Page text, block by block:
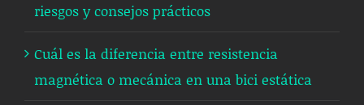
riesgos y consejos prácticos
Cuál es la diferencia entre resistencia
magnética o mecánica en una bici estática